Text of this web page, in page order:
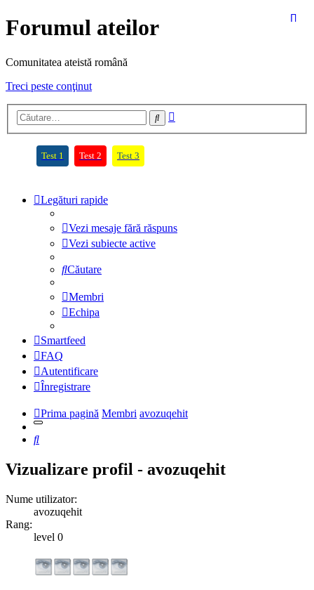
Forumul ateilor
Comunitatea ateistă română
Treci peste conţinut
Căutare
Test 1 (Opens a new tab)
Test 2 (Opens a new tab)
Test 3
Legături rapide
Vezi mesaje fără răspuns
Vezi subiecte active
Căutare
Membri
Echipa
Smartfeed
FAQ
Autentificare
Înregistrare
Prima pagină Membri avozuqehit
Căutare
Vizualizare profil - avozuqehit
Nume utilizator:
avozuqehit
Rang:
level 0